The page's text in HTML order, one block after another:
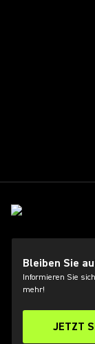
Bleiben Sie
Informieren Sie
mehr!
JETZT